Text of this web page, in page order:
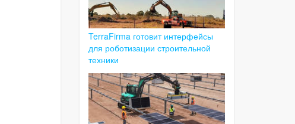
TerraFirma готовит интерфейсы
для роботизации строительной
техники